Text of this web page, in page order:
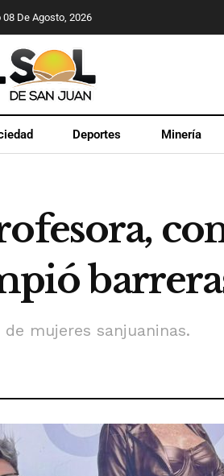
08 De Agosto, 2026
Deportes Minería
mujeres sanjuaninas.